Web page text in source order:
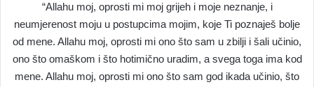
“Allahu moj, oprosti mi moj grijeh i moje neznanje, i
neumjerenost moju u postupcima mojim, koje Ti poznaješ bolje
od mene. Allahu moj, oprosti mi ono što sam u zbilji i šali učinio,
ono što omaškom i što hotimično uradim, a svega toga ima kod
mene. Allahu moj, oprosti mi ono što sam god ikada učinio, što